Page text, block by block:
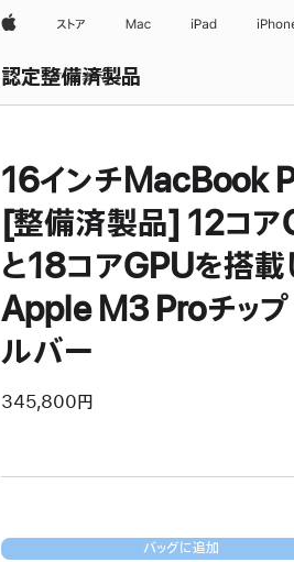
Appleストア Mac iPad
認定整備済製品
すべて表示
16インチMacBook
[整備済製品] 12コ
と18コアGPUを搭載
Apple M3 Proチッ
ルバー
345,800円
バッグに追加